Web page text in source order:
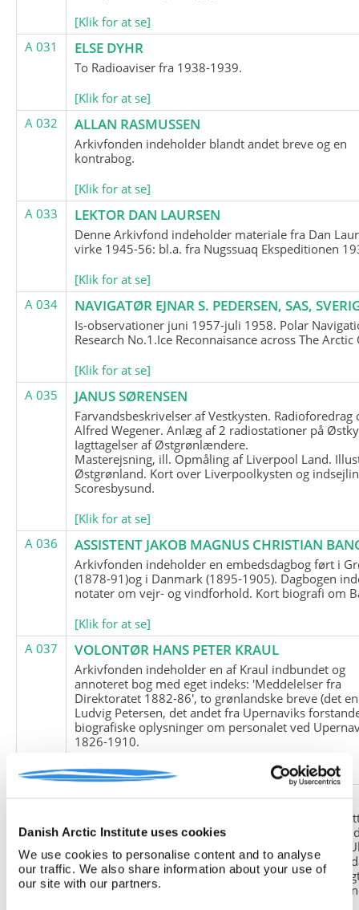
Danish Arctic Institute uses cookies
We use cookies to personalise content and to analyse
our traffic. We also share information about your use of
our site with our partners.
[Klik for at se]
A 031
ELSE DYHR
To Radioaviser fra 1938-1939.
[Klik for at se]
A 032
ALLAN RASMUSSEN
Arkivfonden indeholder blandt andet breve og en
kontrabog.
[Klik for at se]
A 033
LEKTOR DAN LAURSEN
Denne Arkivfond indeholder materiale fra Dan
virke 1945-56: bl.a. fra Nugssuaq Ekspeditionen
[Klik for at se]
A 034
NAVIGATØR EJNAR S. PEDERSEN, SAS,
Is-observationer juni 1957-juli 1958. Polar
Research No.1.Ice Reconnaisance across The Arctic
[Klik for at se]
A 035
JANUS SØRENSEN
Farvandsbeskrivelser af Vestkysten. Radioforedrag
Alfred Wegener. Anlæg af 2 radiostationer på
Iagttagelser af Østgrønlændere.
Masterejsning, ill. Opmåling af Liverpool Land.
Østgrønland. Kort over Liverpoolkysten og
Scoresbysund.
[Klik for at se]
A 036
ASSISTENT JAKOB MAGNUS CHRISTIAN
Arkivfonden indeholder en embedsdagbog ført i
(1878-91)og i Danmark (1895-1905). Dagbogen
notater om vejr- og vindforhold. Kort biografi om
[Klik for at se]
A 037
VOLONTØR HANS PETER KRAUL
Arkivfonden indeholder en af Kraul indbundet og
annoteret bog med eget indeks: 'Meddelelser fra
Direktoratet 1882-86', to grønlandske breve (det
Ludvig Petersen, det andet fra Upernaviks
biografiske oplysninger om personalet ved
1826-1910.
[Klik for at se]
A 038
FRIEDRICH LITTMANN
Denne arkivfond indeholder en kopi af Friedrich
upublicerede erindringer. Originalen befinder sig i
tyske historiker Franz Selingers privatarkiv i byen
Tyskland. Friedrich Littmann var en af de tyske
der var med i vejrstationen "Holzauge" i Hansa
Nordøstgrønland under Anden Verdenskrig.